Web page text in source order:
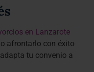
en Lanzarote
afrontarlo con éxito
tu convenio a